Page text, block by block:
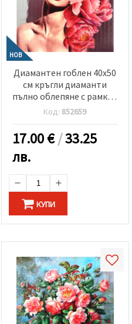
НОВ
Диамантен гоблен 40x50
см кръгли диаманти
пълно облепяне с рамка -
Нежност в розово
Код: 852659
17.00€/33.25
лв.
КУПИ